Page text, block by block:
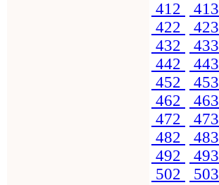
412
413
422
423
432
433
442
443
452
453
462
463
472
473
482
483
492
493
502
503